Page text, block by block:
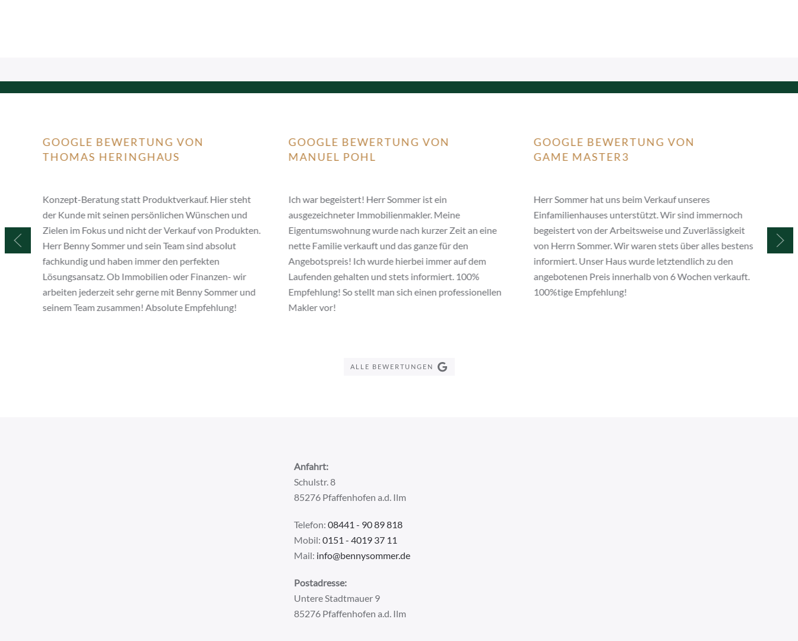
GOOGLE BEWERTUNG VON
THOMAS HERINGHAUS
Konzept-Beratung statt Produktverkauf. Hier steht
der Kunde mit seinen persönlichen Wünschen und
Zielen im Fokus und nicht der Verkauf von Produkten.
Herr Benny Sommer und sein Team sind absolut
fachkundig und haben immer den perfekten
Lösungsansatz. Ob Immobilien oder Finanzen- wir
arbeiten jederzeit sehr gerne mit Benny Sommer und
seinem Team zusammen! Absolute Empfehlung!
GOOGLE BEWERTUNG VON
MANUEL POHL
Ich war begeistert! Herr Sommer ist ein
ausgezeichneter Immobilienmakler. Meine
Eigentumswohnung wurde nach kurzer Zeit an eine
nette Familie verkauft und das ganze für den
Angebotspreis! Ich wurde hierbei immer auf dem
Laufenden gehalten und stets informiert. 100%
Empfehlung! So stellt man sich einen professionellen
Makler vor!
GOOGLE BEWERTUNG VON
GAME MASTER3
Herr Sommer hat uns beim Verkauf unseres
Einfamilienhauses unterstützt. Wir sind immernoch
begeistert von der Arbeitsweise und Zuverlässigkeit
von Herrn Sommer. Wir waren stets über alles bestens
informiert. Unser Haus wurde letztendlich zu den
angebotenen Preis innerhalb von 6 Wochen verkauft.
100%tige Empfehlung!
ALLE BEWERTUNGEN
Anfahrt:
Schulstr. 8
85276 Pfaffenhofen a.d. Ilm
Telefon:08441 - 90 89 818
Mobil:0151 - 4019 37 11
Mail: info@bennysommer.de
Postadresse:
Untere Stadtmauer 9
85276 Pfaffenhofen a.d. Ilm